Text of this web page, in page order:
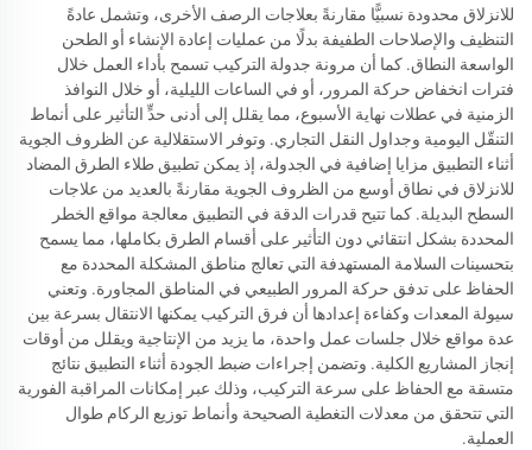
للانزلاق محدودة نسبيًّا مقارنةً بعلاجات الرصف الأخرى، وتشمل عادةً
التنظيف والإصلاحات الطفيفة بدلًا من عمليات إعادة الإنشاء أو الطحن
الواسعة النطاق. كما أن مرونة جدولة التركيب تسمح بأداء العمل خلال
فترات انخفاض حركة المرور، أو في الساعات الليلية، أو خلال النوافذ
الزمنية في عطلات نهاية الأسبوع، مما يقلل إلى أدنى حدٍّ التأثير على أنماط
التنقّل اليومية وجداول النقل التجاري. وتوفر الاستقلالية عن الظروف الجوية
أثناء التطبيق مزايا إضافية في الجدولة، إذ يمكن تطبيق طلاء الطرق المضاد
للانزلاق في نطاق أوسع من الظروف الجوية مقارنةً بالعديد من علاجات
السطح البديلة. كما تتيح قدرات الدقة في التطبيق معالجة مواقع الخطر
المحددة بشكل انتقائي دون التأثير على أقسام الطرق بكاملها، مما يسمح
بتحسينات السلامة المستهدفة التي تعالج مناطق المشكلة المحددة مع
الحفاظ على تدفق حركة المرور الطبيعي في المناطق المجاورة. وتعني
سيولة المعدات وكفاءة إعدادها أن فرق التركيب يمكنها الانتقال بسرعة بين
عدة مواقع خلال جلسات عمل واحدة، ما يزيد من الإنتاجية ويقلل من أوقات
إنجاز المشاريع الكلية. وتضمن إجراءات ضبط الجودة أثناء التطبيق نتائج
متسقة مع الحفاظ على سرعة التركيب، وذلك عبر إمكانات المراقبة الفورية
التي تتحقق من معدلات التغطية الصحيحة وأنماط توزيع الركام طوال
العملية.